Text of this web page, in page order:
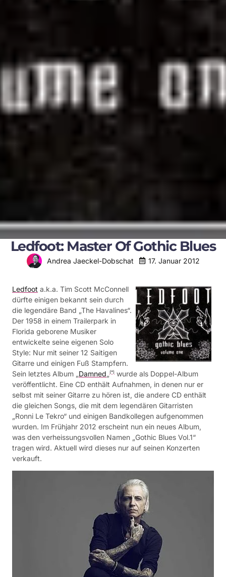
Ledfoot: Master Of Gothic Blues
Andrea Jaeckel-Dobschat 17. Januar 2012
Ledfoot a.k.a. Tim Scott McConnell
dürfte einigen bekannt sein durch
die legendäre Band „The Havalines“.
Der 1958 in einem Trailerpark in
Florida geborene Musiker
entwickelte seine eigenen Solo
Style: Nur mit seiner 12 Saitigen
Gitarre und einigen Fuß Stampfern.
Sein letztes Album „Damned„ (*) wurde als Doppel-Album
veröffentlicht. Eine CD enthält Aufnahmen, in denen nur er
selbst mit seiner Gitarre zu hören ist, die andere CD enthält
die gleichen Songs, die mit dem legendären Gitarristen
„Ronni Le Tekro“ und einigen Bandkollegen aufgenommen
wurden. Im Frühjahr 2012 erscheint nun ein neues Album,
was den verheissungsvollen Namen „Gothic Blues Vol.1“
tragen wird. Aktuell wird dieses nur auf seinen Konzerten
verkauft.